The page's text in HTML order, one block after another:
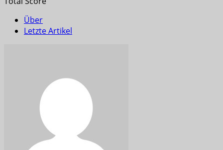
Über
Letzte Artikel